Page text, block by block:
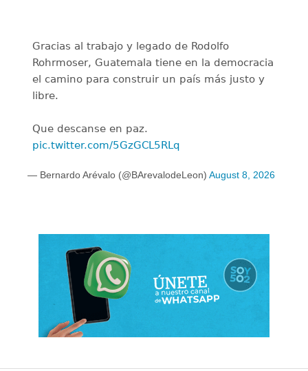
Gracias al trabajo y legado de Rodolfo
Rohrmoser, Guatemala tiene en la democracia
el camino para construir un país más justo y
libre.
Que descanse en paz.
pic.twitter.com/5GzGCL5RLq
— Bernardo Arévalo (@BArevalodeLeon) August 8, 2026